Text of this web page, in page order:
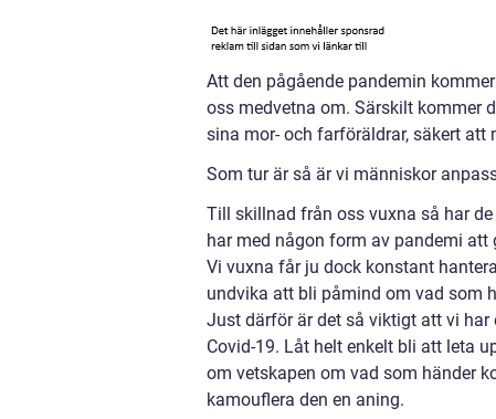
Att den pågående pandemin
oss medvetna om. Särskilt kommer
sina mor- och farföräldrar, säkert att
Som tur är så är vi människor
Till skillnad från oss vuxna så har
har med någon form av pandemi att
Vi vuxna får ju dock konstant
undvika att bli påmind om vad som
Just därför är det så viktigt att vi
Covid-19. Låt helt enkelt bli att leta
om vetskapen om vad som händer
kamouflera den en aning.